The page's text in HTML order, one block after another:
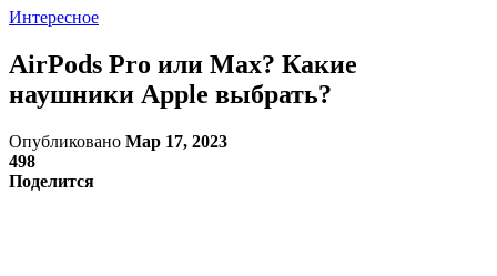
Интересное
AirPods Pro или Max? Какие
наушники Apple выбрать?
Опубликовано Мар 17, 2023
498
Поделится